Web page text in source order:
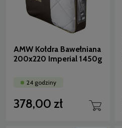
AMW Kołdra Bawełniana
200x220 Imperial 1450g
24 godziny
378,00 zł